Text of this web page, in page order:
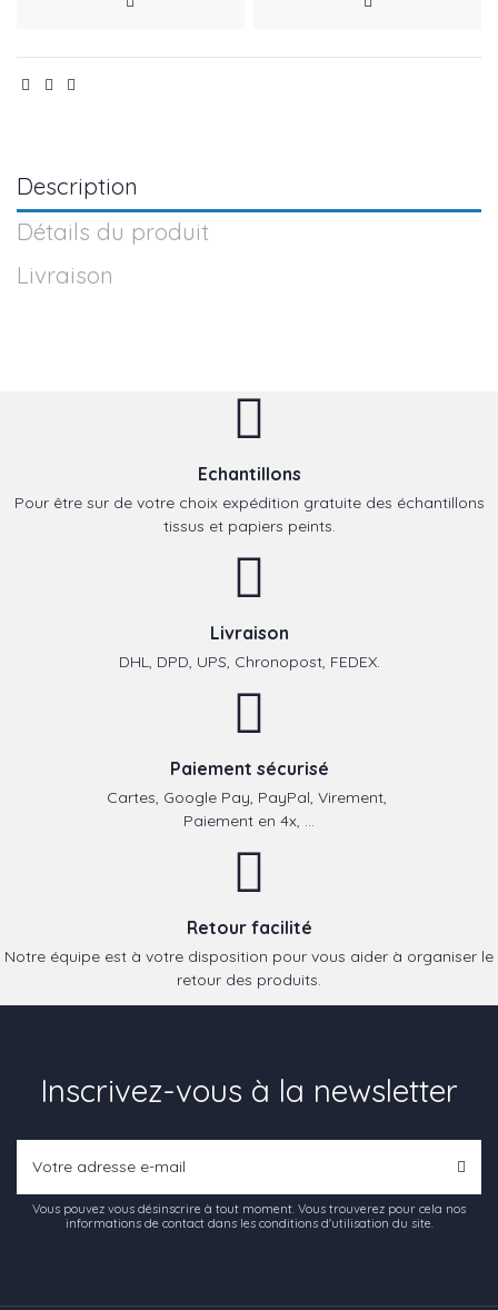
Description
Détails du produit
Livraison
Echantillons
Pour être sur de votre choix expédition gratuite des échantillons
tissus et papiers peints.
Livraison
DHL, DPD, UPS, Chronopost, FEDEX.
Paiement sécurisé
Cartes, Google Pay, PayPal, Virement,
Paiement en 4x, ...
Retour facilité
Notre équipe est à votre disposition pour vous aider à organiser le
retour des produits.
Inscrivez-vous à la newsletter
Vous pouvez vous désinscrire à tout moment. Vous trouverez pour cela nos
informations de contact dans les conditions d'utilisation du site.